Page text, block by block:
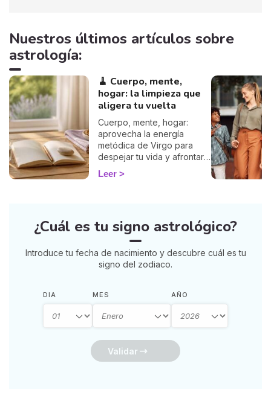
Nuestros últimos artículos sobre
astrología:
🧹 Cuerpo, mente,
hogar: la limpieza que
aligera tu vuelta
Cuerpo, mente, hogar:
aprovecha la energía
metódica de Virgo para
despejar tu vida y afrontar
la vuelta de 2026 con
ligereza. La guía de Marisa.
Leer
¿Cuál es tu signo astrológico?
Introduce tu fecha de nacimiento y descubre cuál es tu
signo del zodiaco.
DIA MES AÑO
Validar